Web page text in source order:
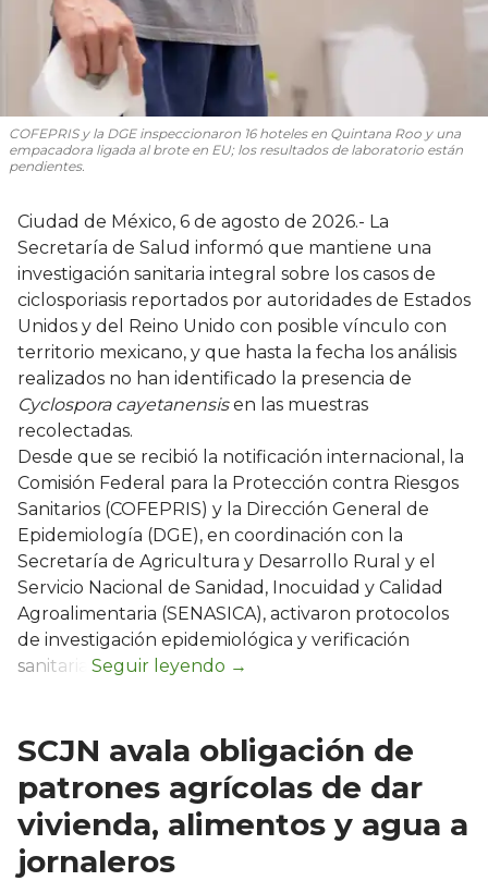
COFEPRIS y la DGE inspeccionaron 16 hoteles en Quintana Roo y una
empacadora ligada al brote en EU; los resultados de laboratorio están
pendientes.
Ciudad de México, 6 de agosto de 2026.- La
Secretaría de Salud informó que mantiene una
investigación sanitaria integral sobre los casos de
ciclosporiasis reportados por autoridades de Estados
Unidos y del Reino Unido con posible vínculo con
territorio mexicano, y que hasta la fecha los análisis
realizados no han identificado la presencia de
Cyclospora cayetanensisen las muestras
recolectadas.
Desde que se recibió la notificación internacional, la
Comisión Federal para la Protección contra Riesgos
Sanitarios (COFEPRIS) y la Dirección General de
Epidemiología (DGE), en coordinación con la
Secretaría de Agricultura y Desarrollo Rural y el
Servicio Nacional de Sanidad, Inocuidad y Calidad
Agroalimentaria (SENASICA), activaron protocolos
de investigación epidemiológica y verificación
sanitaria.
SCJN avala obligación de
patrones agrícolas de dar
vivienda, alimentos y agua a
jornaleros